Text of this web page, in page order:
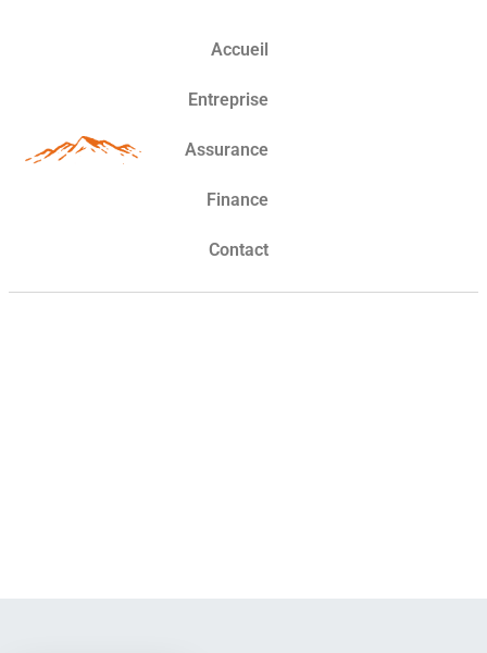
Accueil
Entreprise
Assurance
Finance
Contact